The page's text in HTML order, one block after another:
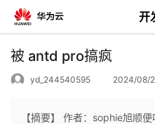
开
返
被 antd pro搞疯
yd_244540595 2024/08/
【摘要】 作者：sophie旭顺